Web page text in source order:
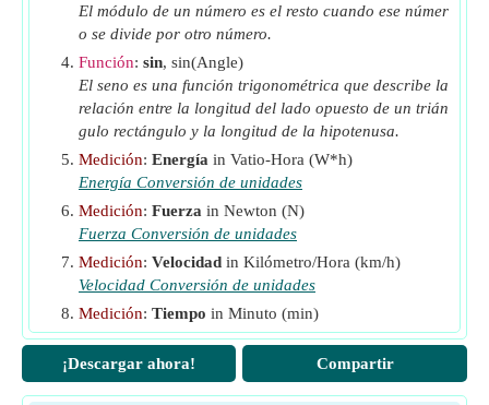
F
Esfuerzo de tracción de pendiente ascendente
Fw Esfuerzo de tracción de la rueda
Fα Esfuerzo de aceleración de tracción (Newton)
F
Esfuerzo de tracción de aceleración angular
G Degradado
i Relación de transmisión de transmisión
io Relación de engranajes de la transmisión final
P Tren de salida de potencia (Vatio)
rd Radio efectivo de la rueda (Metro)
Rsp Tren de resistencia específico
s Deslizar
El módulo de un número es el resto cuando ese númer
o se divide por otro número.
Función: sin, sin(Angle)
El seno es una función trigonométrica que describe la
relación entre la longitud del lado opuesto de un trián
gulo rectángulo y la longitud de la hipotenusa.
Medición: Energía in Vatio-Hora (W*h)
Energía Conversión de unidades
Medición: Fuerza in Newton (N)
Fuerza Conversión de unidades
Medición: Velocidad in Kilómetro/Hora (km/h)
Velocidad Conversión de unidades
Medición: Tiempo in Minuto (min)
Tiempo Conversión de unidades
Medición :Potencial eléctrico
in Voltio (V)
Potencial eléctrico Conversión de unidades
¡Descargar ahora! Compartir